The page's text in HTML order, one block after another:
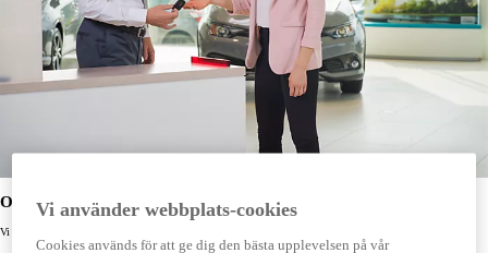
Omfattande
Vi erbjuder en 3-årig omfattande garanti på mekaniska komponenter.
Vi använder webbplats-cookies
Cookies används för att ge dig den bästa upplevelsen på vår